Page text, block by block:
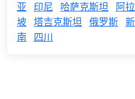
亚
印尼 哈萨克斯坦 阿
坡 塔吉克斯坦 俄罗斯
南
四川